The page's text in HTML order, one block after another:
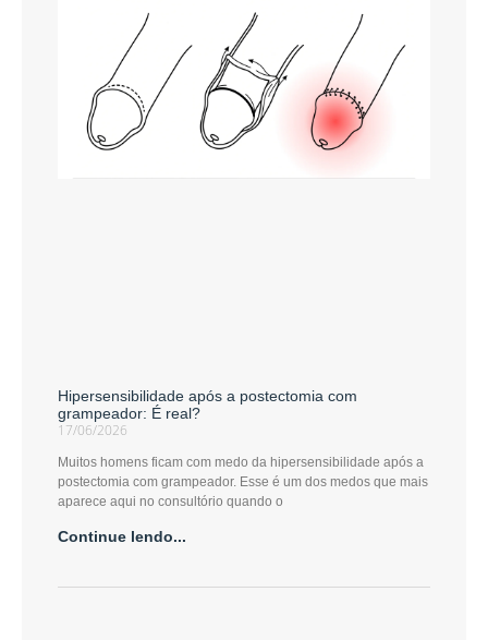
Hipersensibilidade após a postectomia com
grampeador: É real?
17/06/2026
Muitos homens ficam com medo da hipersensibilidade após a
postectomia com grampeador. Esse é um dos medos que mais
aparece aqui no consultório quando o
Continue lendo...